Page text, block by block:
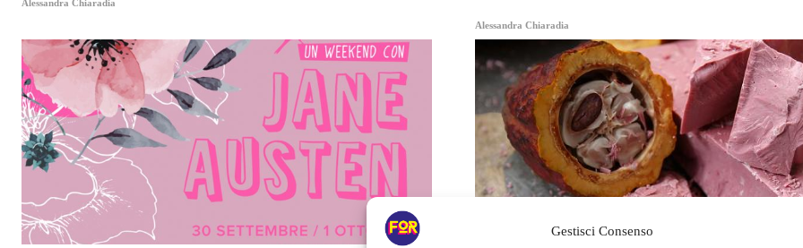
Gestisci Consenso
Alessandra Chiaradia
Alessandra Chiaradia